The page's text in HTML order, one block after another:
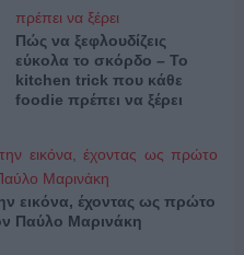
Πώς να ξεφλουδίζεις
εύκολα το σκόρδο – Το
kitchen trick που κάθε
foodie πρέπει να ξέρει
εικόνα, έχοντας ως πρώτο
Παύλο Μαρινάκη